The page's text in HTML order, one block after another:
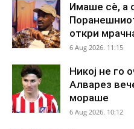
Имаше сè, а
откри
6 Aug 2026. 11:15
Никој не го
Алварез
мораше
6 Aug 2026. 10:12